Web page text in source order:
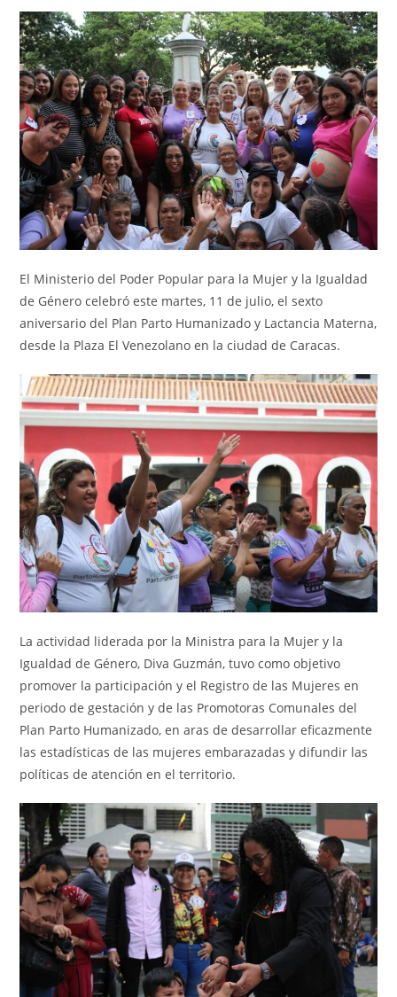
El Ministerio del Poder Popular para la Mujer y la Igualdad
de Género celebró este martes, 11 de julio, el sexto
aniversario del Plan Parto Humanizado y Lactancia Materna,
desde la Plaza El Venezolano en la ciudad de Caracas.
La actividad liderada por la Ministra para la Mujer y la
Igualdad de Género, Diva Guzmán, tuvo como objetivo
promover la participación y el Registro de las Mujeres en
periodo de gestación y de las Promotoras Comunales del
Plan Parto Humanizado, en aras de desarrollar eficazmente
las estadísticas de las mujeres embarazadas y difundir las
políticas de atención en el territorio.